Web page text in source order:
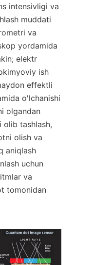
intensivligi va
muddati
va
yordamida
elektr
ish
effektli
o'lchanishi
olgandan
olib tashlash,
olish va
aniqlash
uchun
va
tomonidan